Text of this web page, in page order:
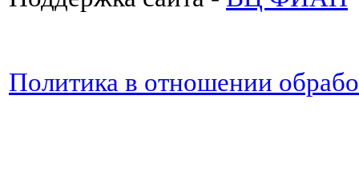
Политика в отношении